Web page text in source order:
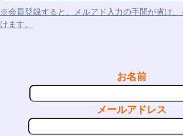
※会員登録すると、メルアド入力の手間が省け
けます。
お名前
メールアドレス